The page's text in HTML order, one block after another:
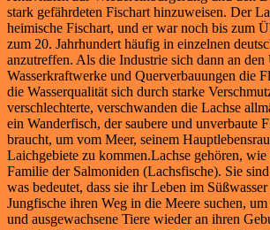
stark gefährdeten Fischart hinzuweisen. Der
heimische Fischart, und er war noch bis zum
zum 20. Jahrhundert häufig in einzelnen
anzutreffen. Als die Industrie sich dann an den
Wasserkraftwerke und Querverbauungen die
die Wasserqualität sich durch starke
verschlechterte, verschwanden die Lachse
ein Wanderfisch, der saubere und unverbaute
braucht, um vom Meer, seinem
Laichgebiete zu kommen.Lachse gehören,
Familie der Salmoniden (Lachsfische). Sie
was bedeutet, dass sie ihr Leben im
Jungfische ihren Weg in die Meere suchen,
und ausgewachsene Tiere wieder an ihren